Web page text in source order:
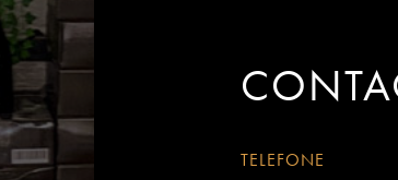
TELEFONE